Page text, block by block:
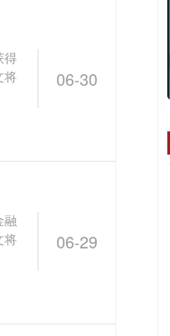
06-30
得
将
06-29
融
将